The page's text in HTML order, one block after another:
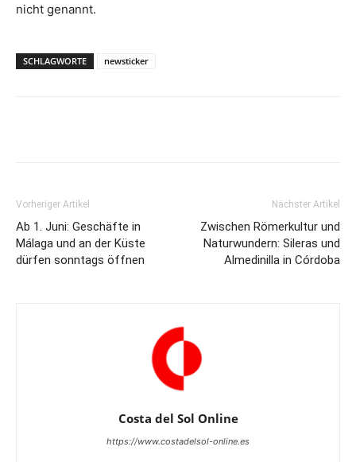
nicht genannt.
SCHLAGWORTE newsticker
Vorheriger Artikel
Ab 1. Juni: Geschäfte in
Málaga und an der Küste
dürfen sonntags öffnen
Nächster Artikel
Zwischen Römerkultur und
Naturwundern: Sileras und
Almedinilla in Córdoba
Costa del Sol Online
https://www.costadelsol-online.es